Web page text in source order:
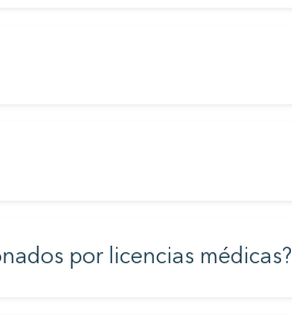
por licencias médicas?